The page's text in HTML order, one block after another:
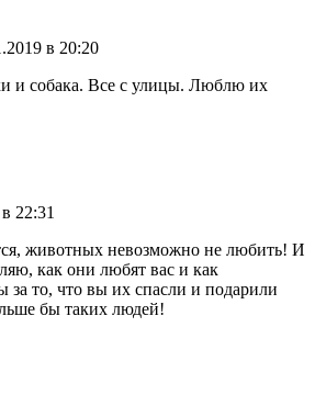
в 20:20
и собака. Все с улицы. Люблю их
22:31
животных невозможно не любить! И
как они любят вас и как
за то, что вы их спасли и подарили
бы таких людей!